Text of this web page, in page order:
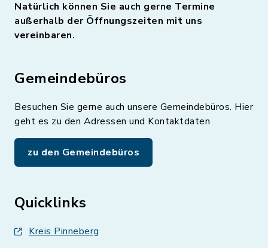
Natürlich können Sie auch gerne Termine
außerhalb der Öffnungszeiten mit uns
vereinbaren.
Gemeindebüros
Besuchen Sie gerne auch unsere Gemeindebüros. Hier
geht es zu den Adressen und Kontaktdaten
zu den Gemeindebüros
Quicklinks
Kreis Pinneberg